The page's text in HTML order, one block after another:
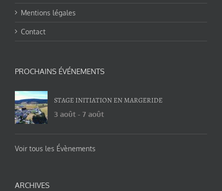
Mentions légales
Contact
PROCHAINS ÉVÉNEMENTS
STAGE INITIATION EN MARGERIDE
3 août - 7 août
Voir tous les Évènements
ARCHIVES